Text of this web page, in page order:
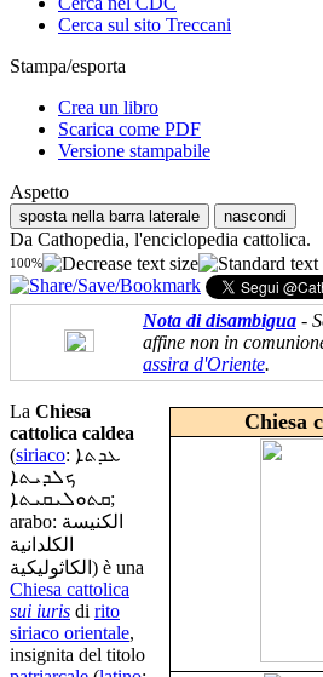
Cerca sul sito Treccani
Stampa/esporta
Crea un libro
Scarica come PDF
Versione stampabile
Aspetto
sposta nella barra laterale nascondi
Da Cathopedia, l'enciclopedia cattolica.
100%
Nota di disambigua -
affine non in
assira d'Oriente.
Chiesa
La Chiesa
cattolica caldea
(siriaco: ܥܕܬܐ
ܟܠܕܝܬܐ
ܩܬܘܠܝܩܝܬܐ;
arabo: الكنيسة
الكلدانية
الكاثوليكية) è una
Chiesa cattolica
sui iuris di rito
siriaco orientale,
insignita del titolo